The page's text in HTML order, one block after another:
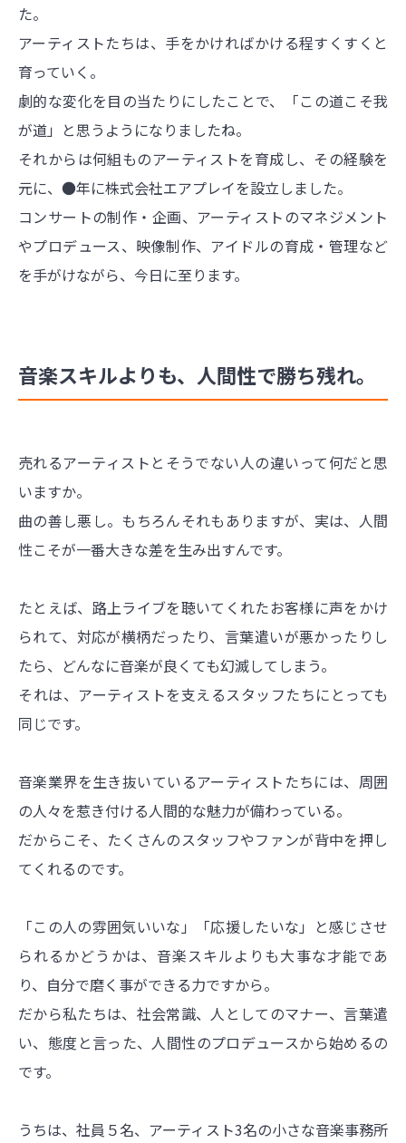
た。
アーティストたちは、手をかければかける程すくすくと
育っていく。
劇的な変化を目の当たりにしたことで、「この道こそ我
が道」と思うようになりましたね。
それからは何組ものアーティストを育成し、その経験を
元に、●年に株式会社エアプレイを設立しました。
コンサートの制作・企画、アーティストのマネジメント
やプロデュース、映像制作、アイドルの育成・管理など
を手がけながら、今日に至ります。
音楽スキルよりも、人間性で勝ち残れ。
売れるアーティストとそうでない人の違いって何だと思
いますか。
曲の善し悪し。もちろんそれもありますが、実は、人間
性こそが一番大きな差を生み出すんです。
たとえば、路上ライブを聴いてくれたお客様に声をかけ
られて、対応が横柄だったり、言葉遣いが悪かったりし
たら、どんなに音楽が良くても幻滅してしまう。
それは、アーティストを支えるスタッフたちにとっても
同じです。
音楽業界を生き抜いているアーティストたちには、周囲
の人々を惹き付ける人間的な魅力が備わっている。
だからこそ、たくさんのスタッフやファンが背中を押し
てくれるのです。
「この人の雰囲気いいな」「応援したいな」と感じさせ
られるかどうかは、音楽スキルよりも大事な才能であ
り、自分で磨く事ができる力ですから。
だから私たちは、社会常識、人としてのマナー、言葉遣
い、態度と言った、人間性のプロデュースから始めるの
です。
うちは、社員５名、アーティスト3名の小さな音楽事務所